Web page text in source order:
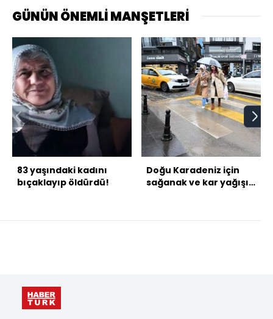
GÜNÜN ÖNEMLİ MANŞETLERİ
83 yaşındaki kadını
bıçaklayıp öldürdü!
Doğu Karadeniz için
sağanak ve kar yağışı